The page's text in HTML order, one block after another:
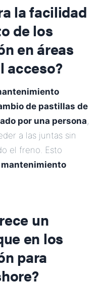
la facilidad
de los
en áreas
acceso?
de pastillas de
por una persona,
a las juntas sin
el freno. Esto
un
en los
para